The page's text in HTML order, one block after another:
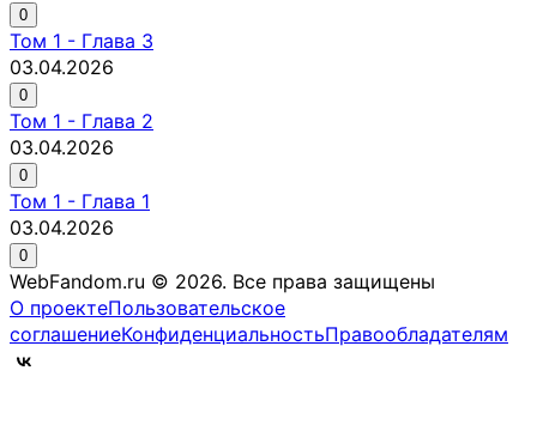
0
Том 1 - Глава 3
03.04.2026
0
Том 1 - Глава 2
03.04.2026
0
Том 1 - Глава 1
03.04.2026
0
WebFandom.ru © 2026. Все права защищены
О проектеПользовательское
соглашениеКонфиденциальностьПравообладателям